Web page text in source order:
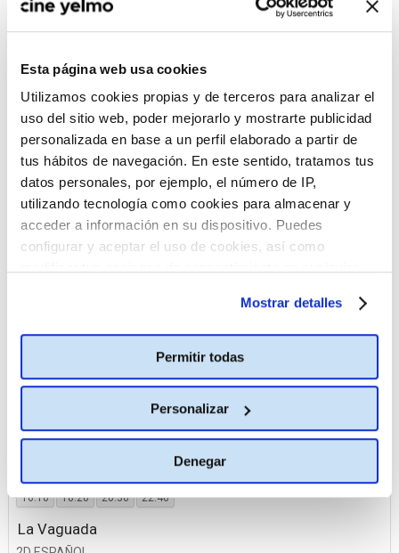
Esta página web usa cookies
Utilizamos cookies propias y de terceros para analizar el
uso del sitio web, poder mejorarlo y mostrarte publicidad
personalizada en base a un perfil elaborado a partir de
tus hábitos de navegación. En este sentido, tratamos tus
datos personales, por ejemplo, el número de IP,
utilizando tecnología como cookies para almacenar y
acceder a información en su dispositivo. Puedes
configurar y aceptar el uso de cookies, así como
Mostrar detalles
Permitir todas
Personalizar
Denegar
Madrid
La Vaguada
Islazul
Premium Parque Corredor
Plaza Norte 2
2D INGLÉS SUBTITULADO EN ESPAÑOL (VOSE)
16:10 18:20 20:30 22:40
La Vaguada